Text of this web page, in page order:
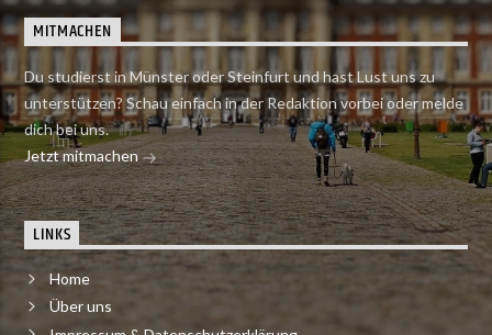
MITMACHEN
Du studierst in Münster oder Steinfurt und hast Lust uns zu
unterstützen? Schau einfach in der Redaktion vorbei oder melde
dich bei uns.
Jetzt mitmachen
LINKS
Home
Über uns